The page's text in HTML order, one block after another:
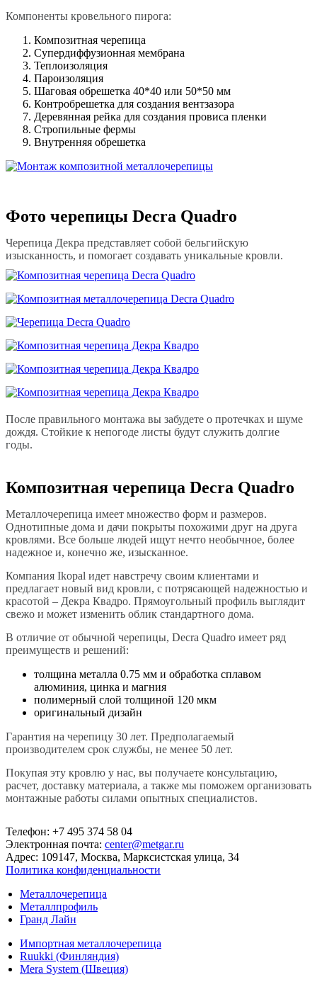
Компоненты кровельного пирога:
Композитная черепица
Супердиффузионная мембрана
Теплоизоляция
Пароизоляция
Шаговая обрешетка 40*40 или 50*50 мм
Контробрешетка для создания вентзазора
Деревянная рейка для создания провиса пленки
Стропильные фермы
Внутренняя обрешетка
Фото черепицы Decra Quadro
Черепица Декра представляет собой бельгийскую
изысканность, и помогает создавать уникальные кровли.
После правильного монтажа вы забудете о протечках и шуме
дождя. Стойкие к непогоде листы будут служить долгие
годы.
Композитная черепица Decra Quadro
Металлочерепица имеет множество форм и размеров.
Однотипные дома и дачи покрыты похожими друг на друга
кровлями. Все больше людей ищут нечто необычное, более
надежное и, конечно же, изысканное.
Компания Ikopal идет навстречу своим клиентами и
предлагает новый вид кровли, с потрясающей надежностью и
красотой – Декра Квадро. Прямоугольный профиль выглядит
свежо и может изменить облик стандартного дома.
В отличие от обычной черепицы, Decra Quadro имеет ряд
преимуществ и решений:
толщина металла 0.75 мм и обработка сплавом
алюминия, цинка и магния
полимерный слой толщиной 120 мкм
оригинальный дизайн
Гарантия на черепицу 30 лет. Предполагаемый
производителем срок службы, не менее 50 лет.
Покупая эту кровлю у нас, вы получаете консультацию,
расчет, доставку материала, а также мы поможем организовать
монтажные работы силами опытных специалистов.
Телефон: +7 495 374 58 04
Электронная почта: center@metgar.ru
Адрес: 109147, Москва, Марксистская улица, 34
Политика конфиденциальности
Металлочерепица
Металлпрофиль
Гранд Лайн
Импортная металлочерепица
Ruukki (Финляндия)
Mera System (Швеция)